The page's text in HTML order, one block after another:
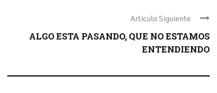
Articulo Siguiente
ALGO ESTA PASANDO, QUE NO ESTAMOS
ENTENDIENDO